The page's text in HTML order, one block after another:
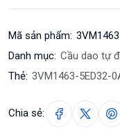
Mã sản phẩm:
Danh mục: Cầu dao tự
Thẻ: 3VM1463-5ED32-
Chia sẻ: